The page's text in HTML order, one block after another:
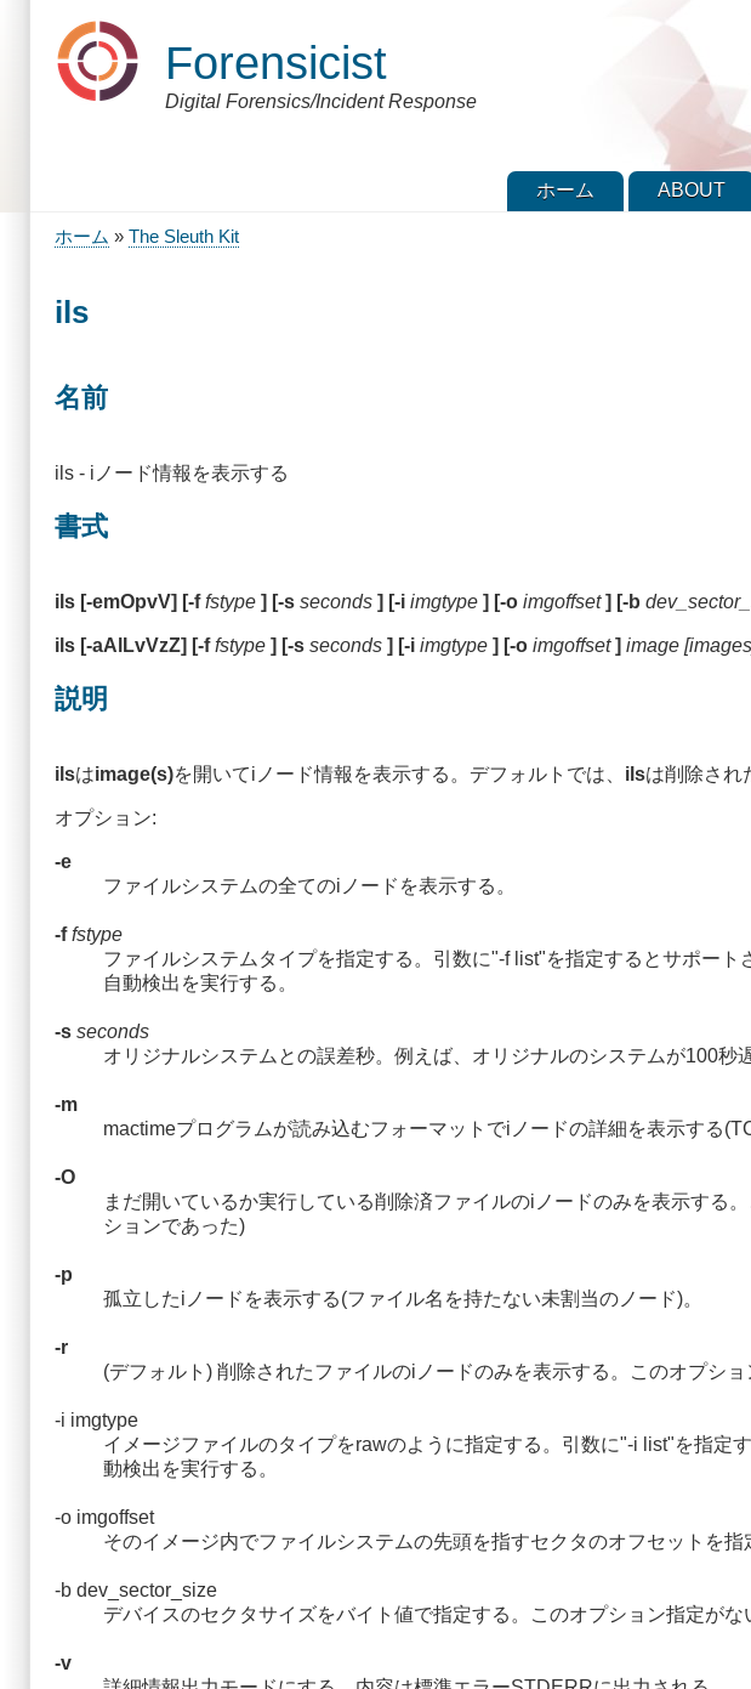
Forensicist
Digital Forensics/Incident Response
ホーム ABOUT
ン
く
ホーム The Sleuth Kit
ils
名前
ils - iノード情報を表示する
書式
ils [-emOpvV] [-f fstype ] [-s seconds ] [-i imgtype ] [-o imgoffset ] [-b
ils [-aAlLvVzZ] [-f fstype ] [-s seconds ] [-i imgtype ] [-o imgoffset ] image
説明
ilsはimage(s)を開いてiノード情報を表示する。デフォルトでは、 ilsは削除され
オプション:
-e
ファイルシステムの全てのiノードを表示する。
-ffstype
ファイルシステムタイプを指定する。引数に"-f list"を指定するとサポー
自動検出を実行する。
-s seconds
オリジナルシステムとの誤差秒。例えば、オリジナルのシステムが100秒
-m
mactimeプログラムが読み込むフォーマットでiノードの詳細を表示する
-O
まだ開いているか実行している削除済ファイルのiノードのみを表示する
ションであった)
-p
孤立したiノードを表示する(ファイル名を持たない未割当のノード)。
-r
(デフォルト) 削除されたファイルのiノードのみを表示する。このオプショ
-i imgtype
イメージファイルのタイプをrawのように指定する。引数に"-i list"を指定
動検出を実行する。
-o imgoffset
そのイメージ内でファイルシステムの先頭を指すセクタのオフセットを指
-b dev_sector_size
デバイスのセクタサイズをバイト値で指定する。このオプション指定が
-v